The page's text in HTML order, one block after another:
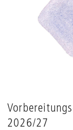
2026/27